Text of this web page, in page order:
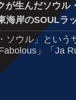
が生んだソウル
岸のSOULラ
ソウル」という
」「Ja